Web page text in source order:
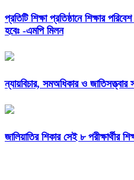
প্রতিটি শিক্ষা প্রতিষ্ঠানে শিক্ষার
হবেঃ -এমপি মিলন
ন্যায়বিচার, সমঅধিকার ও
জালিয়াতির শিকার সেই ৮ পরীক্ষার্থীর